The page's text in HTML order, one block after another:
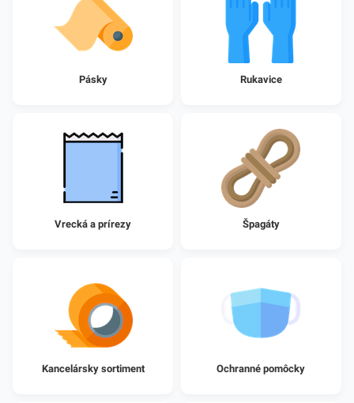
Pásky Rukavice
Vrecká a prírezy Špagáty
Kancelársky sortiment Ochranné pomôcky